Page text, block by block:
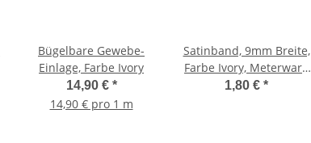
Bügelbare Gewebe-
Einlage, Farbe Ivory
14,90 € *
14,90 € pro 1 m
Satinband, 9mm Breite,
Farbe Ivory, Meterware
9 mm
1,80 € *